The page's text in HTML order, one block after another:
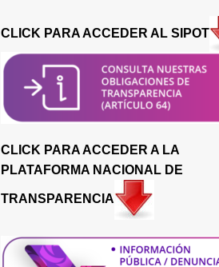
CLICK PARA ACCEDER AL SIPOT
CLICK PARA ACCEDER A LA
PLATAFORMA NACIONAL DE
TRANSPARENCIA